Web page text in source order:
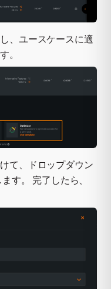
、ユースケースに適
。
て、ドロップダウン
す。 完了したら、